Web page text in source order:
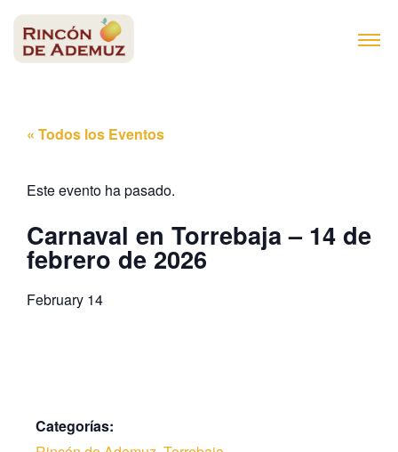
« Todos los Eventos
Este evento ha pasado.
Carnaval en Torrebaja – 14 de
febrero de 2026
February 14
Categorías: